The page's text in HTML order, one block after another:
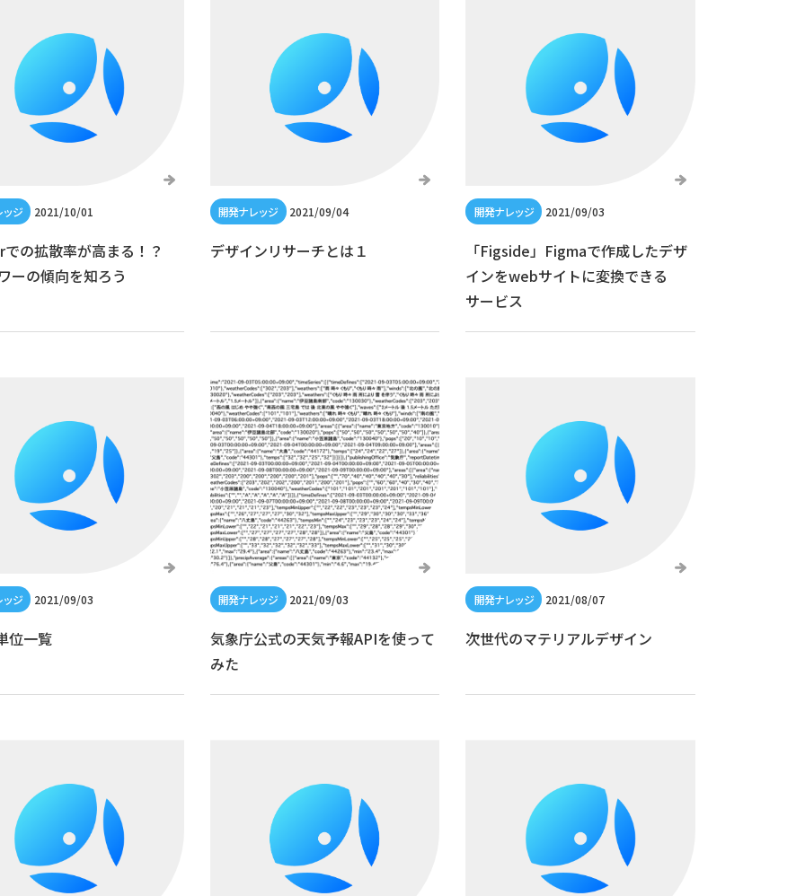
2021/10/01
の拡散率が高まる！？
ーの傾向を知ろう
2021/09/04
デザインリサーチとは１
2021/09/03
「Figside」Figmaで作成したデザ
インをwebサイトに変換できる
サービス
2021/09/03
位一覧
2021/09/03
気象庁公式の天気予報APIを使って
みた
2021/08/07
次世代のマテリアルデザイン